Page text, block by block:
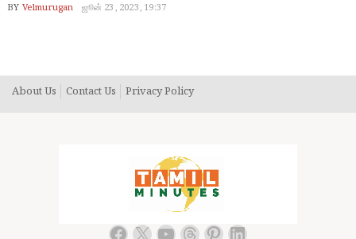
Kamal
BY Velmurugan ஜூன் 23, 2023, 19:37
About Us Contact Us Privacy Policy